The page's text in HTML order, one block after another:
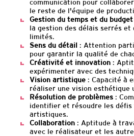
communication pour
le reste de l'équipe de
Gestion du temps et du budget
la gestion des délais serrés et
limités.
Sens du détail : Attention
pour garantir la qualité de
Créativité et innovation:
expérimenter avec des
Vision artistique: Capacité à
réaliser une vision esthétique
Résolution de problèmes:
identifier et résoudre les défis
artistiques.
Collaboration: Aptitude à
avec le réalisateur et les